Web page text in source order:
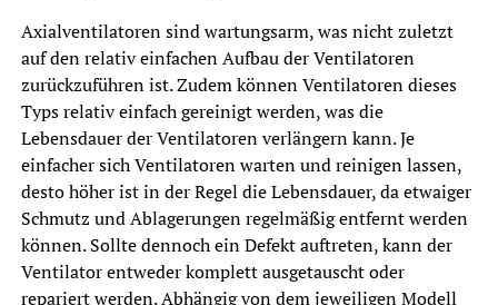
Axialventilatoren sind wartungsarm, was nicht zuletzt
auf den relativ einfachen Aufbau der Ventilatoren
zurückzuführen ist. Zudem können Ventilatoren dieses
Typs relativ einfach gereinigt werden, was die
Lebensdauer der Ventilatoren verlängern kann. Je
einfacher sich Ventilatoren warten und reinigen lassen,
desto höher ist in der Regel die Lebensdauer, da etwaiger
Schmutz und Ablagerungen regelmäßig entfernt werden
können. Sollte dennoch ein Defekt auftreten, kann der
Ventilator entweder komplett ausgetauscht oder
repariert werden. Abhängig von dem jeweiligen Modell